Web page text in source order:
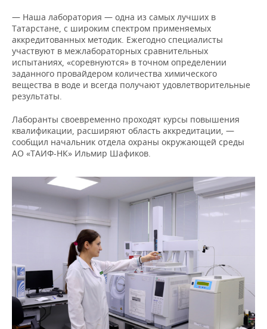
— Наша лаборатория — одна из самых лучших в
Татарстане, с широким спектром применяемых
аккредитованных методик. Ежегодно специалисты
участвуют в межлабораторных сравнительных
испытаниях, «соревнуются» в точном определении
заданного провайдером количества химического
вещества в воде и всегда получают удовлетворительные
результаты.
Лаборанты своевременно проходят курсы повышения
квалификации, расширяют область аккредитации, —
сообщил начальник отдела охраны окружающей среды
АО «ТАИФ-НК» Ильмир Шафиков.